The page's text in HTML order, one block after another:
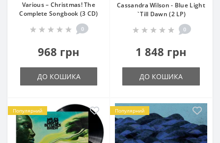
Various – Christmas! The
Complete Songbook (3 CD)
0
968 грн
ДО КОШИКА
Cassandra Wilson - Blue Light
`Till Dawn (2 LP)
0
1 848 грн
ДО КОШИКА
Популярний Популярний